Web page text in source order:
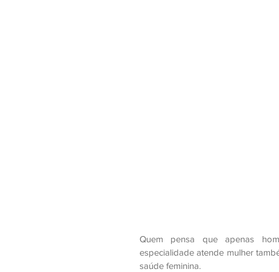
Quem pensa que apenas
especialidade atende mulher
saúde feminina.